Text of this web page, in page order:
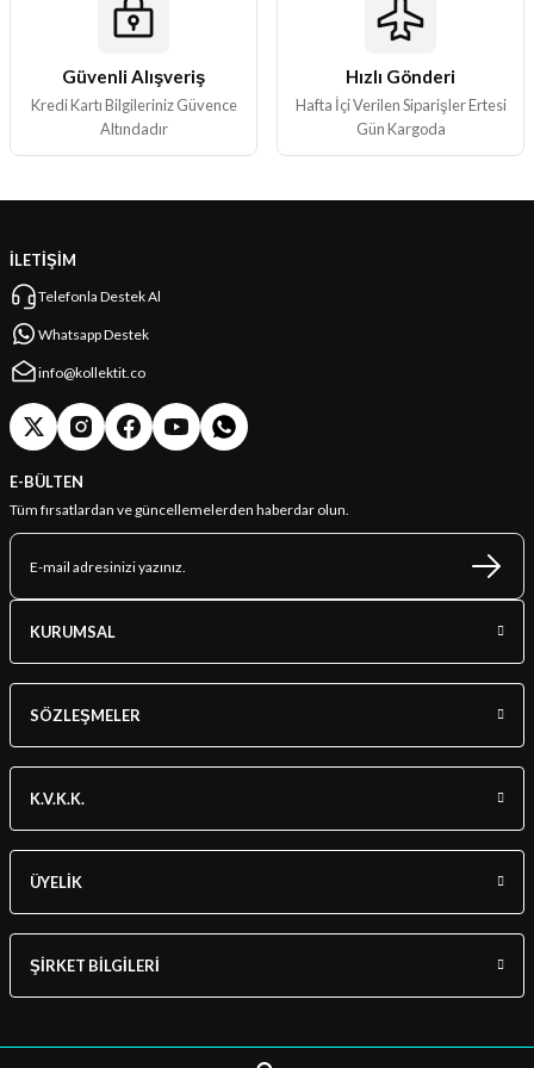
Güvenli Alışveriş
Kredi Kartı Bilgileriniz Güvence
Altındadır
Hızlı Gönderi
Hafta İçi Verilen Siparişler Ertesi
Gün Kargoda
İLETİŞİM
Telefonla Destek Al
Whatsapp Destek
info@kollektit.co
E-BÜLTEN
Tüm fırsatlardan ve güncellemelerden haberdar olun.
KURUMSAL
SÖZLEŞMELER
K.V.K.K.
ÜYELİK
ŞİRKET BİLGİLERİ